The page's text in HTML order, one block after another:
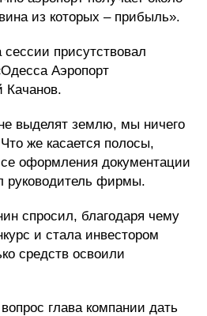
из которых – прибыль».
присутствовал
Аэропорт
Качанов.
выделят землю, мы ничего
же касается полосы,
оформления документации
руководитель фирмы.
спросил, благодаря чему
и стала инвестором
средств освоили
вопрос глава компании дать